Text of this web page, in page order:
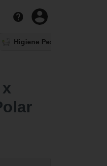
Higiene Pessoal